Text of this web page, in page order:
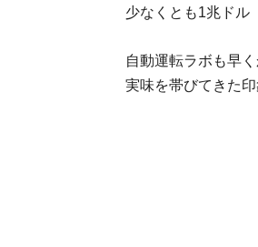
少なくとも1兆ドル
自動運転ラボも早
実味を帯びてきた印